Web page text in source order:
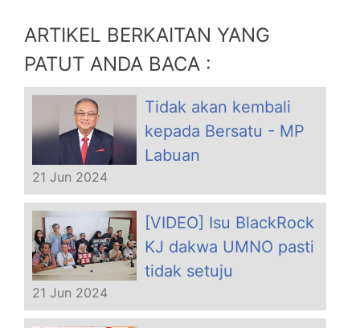
ARTIKEL BERKAITAN YANG
PATUT ANDA BACA :
Tidak akan kembali
kepada Bersatu - MP
Labuan
21 Jun 2024
[VIDEO] Isu BlackRock
KJ dakwa UMNO pasti
tidak setuju
21 Jun 2024